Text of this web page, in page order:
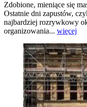
Zdobione, mieniące się
Ostatnie dni zapustów,
najbardziej rozrywkowy
organizowania... więcej